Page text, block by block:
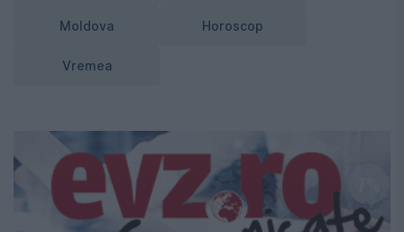
Moldova Horoscop
Vremea